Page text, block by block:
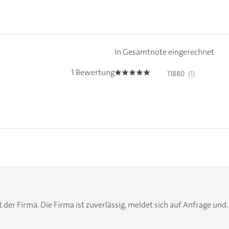
1 Bewertung
In Gesamtnote eingerechnet
5.0 11880 (1)
Firma. Die Firma ist zuverlässig, meldet sich auf Anfrage